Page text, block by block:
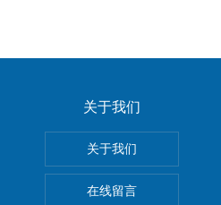
关于我们
关于我们
在线留言